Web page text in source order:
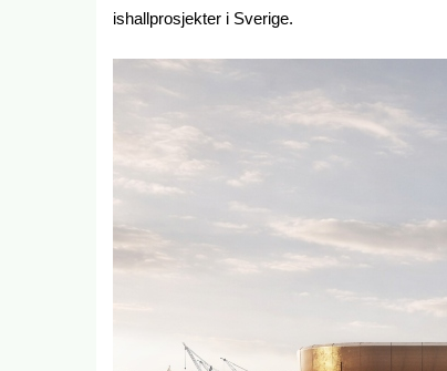
ishallprosjekter i Sverige.